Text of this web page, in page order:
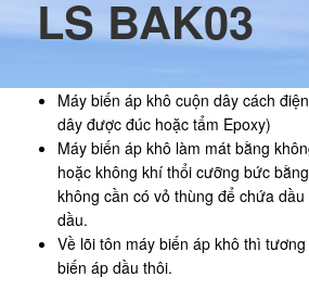
LS BAK03
Máy biến áp khô cuộn dây cách
dây được đúc hoặc tẩm Epoxy)
Máy biến áp khô làm mát bằng
hoặc không khí thổi cưỡng bức
không cần có vỏ thùng để chứa
dầu.
Về lõi tôn máy biến áp khô thì
biến áp dầu thôi.